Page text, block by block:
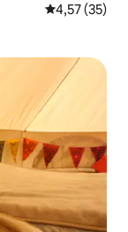
Évaluation
4,57 (35)